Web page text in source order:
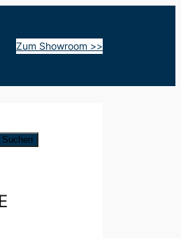
Zum Showroom >>
Suchen